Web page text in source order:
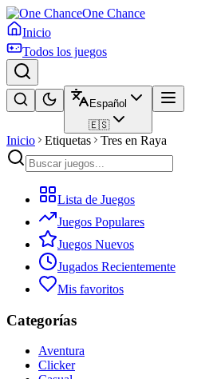
One Chance
Inicio
Todos los juegos
Español
🇪🇸
Inicio Etiquetas Tres en Raya
Lista de Juegos
Juegos Populares
Juegos Nuevos
Jugados Recientemente
Mis favoritos
Categorías
Aventura
Clicker